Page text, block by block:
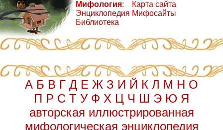
Мифология:
Энциклопедия
Библиотека
Карта сайта
Мифосайты
А Б В Г Д Е Ж З И Й К Л М Н О
П Р С Т У Ф Х Ц Ч Ш Э Ю Я
авторская иллюстрированная
мифологическая энциклопедия